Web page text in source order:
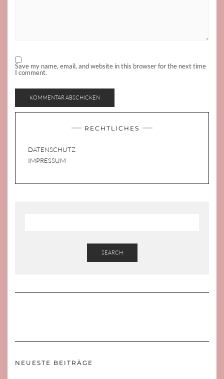
Save my name, email, and website in this browser for the next time
I comment.
RECHTLICHES
DATENSCHUTZ
IMPRESSUM
SEARCH
NEUESTE BEITRÄGE